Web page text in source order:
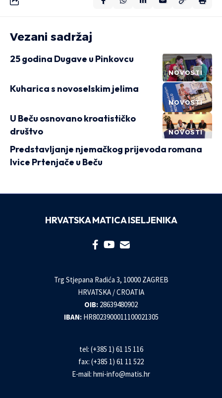
Vezani sadržaj
NOVOSTI
25 godina Dugave u Pinkovcu
NOVOSTI
Kuharica s novoselskim jelima
NOVOSTI
U Beču osnovano kroatističko
društvo
Predstavljanje njemačkog prijevoda romana
Ivice Prtenjače u Beču
HRVATSKA MATICA ISELJENIKA
Trg Stjepana Radića 3, 10000 ZAGREB
HRVATSKA / CROATIA
OIB: 28639480902
IBAN: HR8023900011100021305
tel: (+385 1) 61 15 116
fax: (+385 1) 61 11 522
E-mail: hmi-info@matis.hr